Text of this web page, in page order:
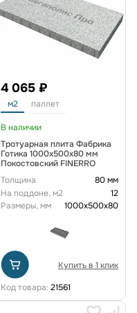
4 065 ₽
м2 паллет
В наличии
Тротуарная плита Фабрика
Готика 1000x500x80 мм
Покостовский FINERRO
Толщина
80 мм
На поддоне, м2
12
Размеры, мм
1000x500x80
Купить в 1 клик
Код товара: 21561